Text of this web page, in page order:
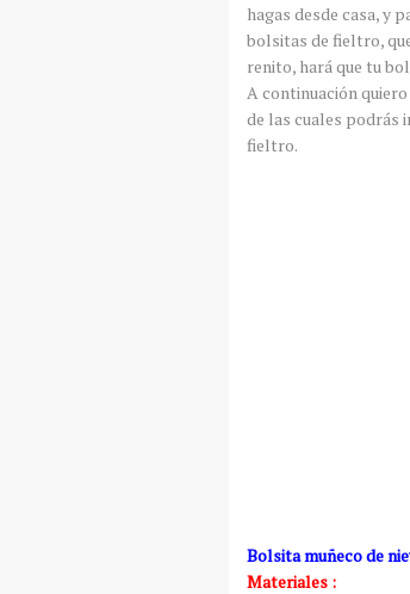
hagas desde casa, y
bolsitas de fieltro,
renito, hará que tu
A continuación
de las cuales podrás
fieltro.
Bolsita muñeco de
Materiales :